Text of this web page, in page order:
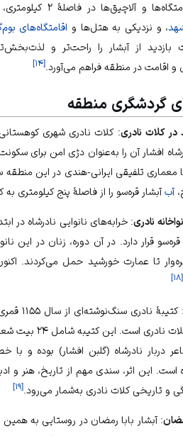
آبشارها،
، و نزدیکی به هتل‌ها و اقامتگاه‌های
بازدید از آبشار را راحت‌تر و
اقامت در منطقه فراهم می‌آورد. [۱۴]
گردشگری منطقه
در کلات نادری: کلات نادری شهری
افشار آن را به‌عنوان دژی امن برای
معماری تلفیقی ایرانی-هندی در این
آب آبشار قره‌سو را از فاصلهٔ پنج کیلومتری
نادری: خرابه‌های نانوایی نادرشاه در
قرار دارد. در آن دوره، زنان در این
تا عمارت خورشید حمل می‌کردند.
[۱۸]
: کتیبهٔ
قدیم شهر کلات
دربار نادرشاه (گلبن افشار) بوده و با
این اثر، سندی مهم از تاریخ، هنر و
و تاریخی کلات نادری به‌شمار می‌رود. [۱۹]
: آبشار بابا رمضان در روستایی به